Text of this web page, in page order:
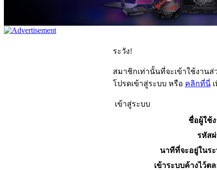
ระวัง!
สมาชิกเท่านั้นที่จะเข้าใช้งานส่
โปรดเข้าสู่ระบบ หรือ คลิกที่นี่เ
เข้าสู่ระบบ
ชื่อผู้ใช้
รหัส
นาทีที่จะอยู่ในร
เข้าระบบค้างไว้ต